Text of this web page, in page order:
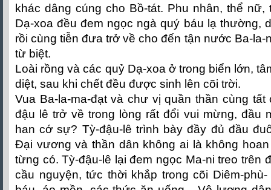
khác dâng cúng cho Bồ-tát. Phu nhân, thể
Dạ-xoa đều đem ngọc ngà quý báu lạ thường,
rồi cùng tiễn đưa trở về cho đến tận nước Ba-la-
từ biệt.
Loài rồng và các quỷ Dạ-xoa ở trong biển lớn,
diệt, sau khi chết đều được sinh lên cõi trời.
Vua Ba-la-ma-đạt và chư vị quần thần cùng
đậu lê trở về trong lòng rất đổi vui mừng, đầu
han cớ sự? Tỳ-đậu-lê trình bày đầy đủ đầu
Đại vương và thần dân không ai là không
từng có. Tỳ-đậu-lê lại đem ngọc Ma-ni treo trên
cầu nguyện, tức thời khắp trong cõi Diêm-